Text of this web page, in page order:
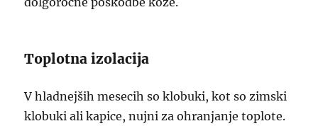
Toplotna izolacija
V hladnejših mesecih so klobuki, kot so zimski
klobuki ali kapice, nujni za ohranjanje toplote.